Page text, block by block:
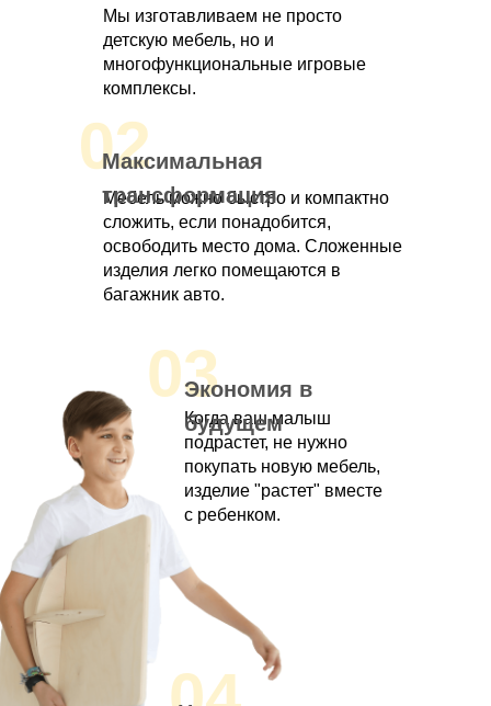
02
Мы изготавливаем не просто
детскую мебель, но и
многофункциональные игровые
комплексы.
Мебель можно быстро и компактно
сложить, если понадобится,
освободить место дома. Сложенные
изделия легко помещаются в
багажник авто.
03
Когда ваш малыш
подрастет, не нужно
покупать новую мебель,
изделие "растет" вместе
с ребенком.
Максимальная
трансформация
Экономия в
будущем